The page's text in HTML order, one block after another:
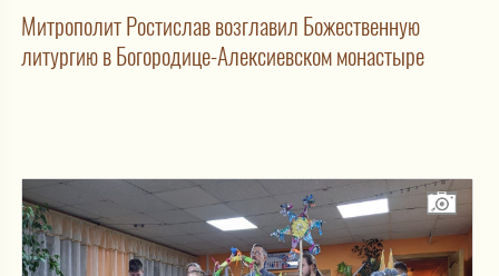
Митрополит Ростислав возглавил Божественную
литургию в Богородице-Алексиевском монастыре